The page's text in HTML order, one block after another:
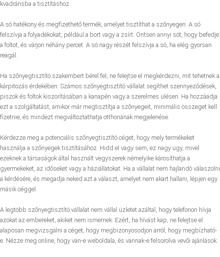
kvadránsba a tisztításhoz.
A só hatékony és megfizethető termék, amelyet tisztíthat a szőnyegen. A só
felszívja a folyadékokat, például a bort vagy a zsírt. Öntsen annyi sót, hogy befedje
a foltot, és várjon néhány percet. A só nagy részét felszívja a só, ha elég gyorsan
reagál.
Ha szőnyegtisztító szakembert bérel fel, ne felejtse el megkérdezni, mit tehetnek a
kárpitozás érdekében. Számos szőnyegtisztító vállalat segíthet szennyeződések,
piszok és foltok kiszorításában a kanapén vagy a szerelmes ülésen. Ha hozzáadja
ezt a szolgáltatást, amikor már megtisztítja a szőnyegeit, minimális összeget kell
fizetnie, és mindezt megváltoztathatja otthonának megjelenése.
Kérdezze meg a potenciális szőnyegtisztító céget, hogy mely termékeket
használja a szőnyegek tisztításához. Hidd el vagy sem, ez nagy ügy, mivel
ezeknek a társaságok által használt vegyszerek némelyike ​​károsíthatja a
gyermekeket, az időseket vagy a háziállatokat. Ha a vállalat nem hajlandó válaszolni
a kérdésére, és megadja neked azt a választ, amelyet nem akart hallani, lépjen egy
másik céggel.
A legtöbb szőnyegtisztító vállalat nem vállal üzletet azáltal, hogy telefonon hívja
azokat az embereket, akiket nem ismernek. Ezért, ha hívást kap, ne felejtse el
alaposan megvizsgálni a céget, hogy megbizonyosodjon arról, hogy megbízható-
e. Nézze meg online, hogy van-e weboldala, és vannak-e felsorolva vevői ajánlások.